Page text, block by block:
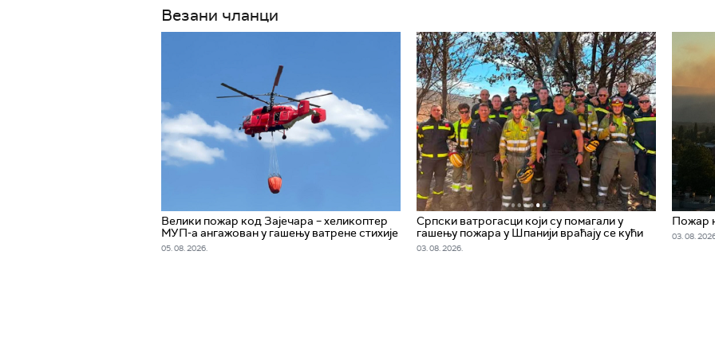
Везани чланци
Велики пожар код Зајечара – хеликоптер
МУП-а ангажован у гашењу ватрене стихије
05. 08. 2026.
Српски ватрогасци који су помагали у
гашењу пожара у Шпанији враћају се кући
03. 08. 2026.
Пожар
03. 08.